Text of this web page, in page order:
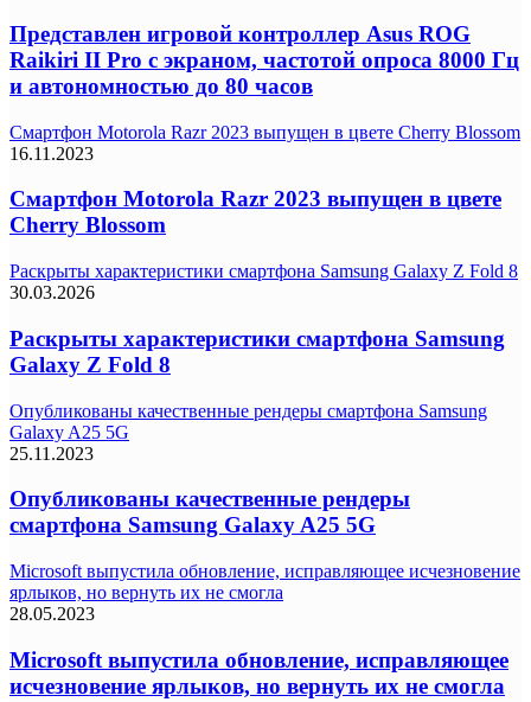
Представлен игровой контроллер Asus ROG
Raikiri II Pro с экраном, частотой опроса 8000 Гц
и автономностью до 80 часов
Смартфон Motorola Razr 2023 выпущен в цвете Cherry Blossom
16.11.2023
Смартфон Motorola Razr 2023 выпущен в цвете
Cherry Blossom
Раскрыты характеристики смартфона Samsung Galaxy Z Fold 8
30.03.2026
Раскрыты характеристики смартфона Samsung
Galaxy Z Fold 8
Опубликованы качественные рендеры смартфона Samsung
Galaxy A25 5G
25.11.2023
Опубликованы качественные рендеры
смартфона Samsung Galaxy A25 5G
Microsoft выпустила обновление, исправляющее исчезновение
ярлыков, но вернуть их не смогла
28.05.2023
Microsoft выпустила обновление, исправляющее
исчезновение ярлыков, но вернуть их не смогла